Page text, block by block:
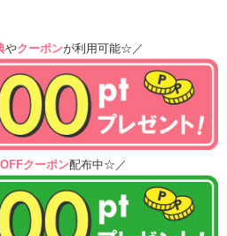
やクーポンが利用可能☆／
クーポン配布中☆／